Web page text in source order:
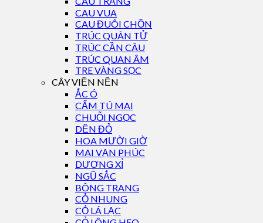
CAU VUA
CAU ĐUÔI CHỒN
TRÚC QUÂN TỬ
TRÚC CẦN CÂU
TRÚC QUAN ÂM
TRE VÀNG SỌC
CÂY VIỀN NỀN
ẮC Ó
CẨM TÚ MAI
CHUỖI NGỌC
DỀN ĐỎ
HOA MƯỜI GIỜ
MAI VẠN PHÚC
DƯƠNG XỈ
NGŨ SẮC
BÔNG TRANG
CỎ NHUNG
CỎ LÁ LẠC